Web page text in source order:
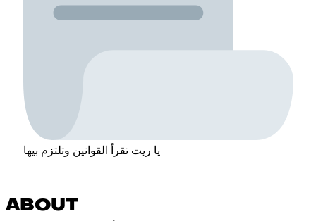
يا ريت تقرأ القوانين وتلتزم بيها
ABOUT